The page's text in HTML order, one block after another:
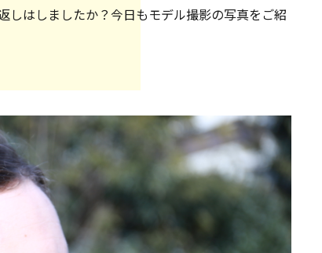
はしましたか？今日もモデル撮影の写真をご紹